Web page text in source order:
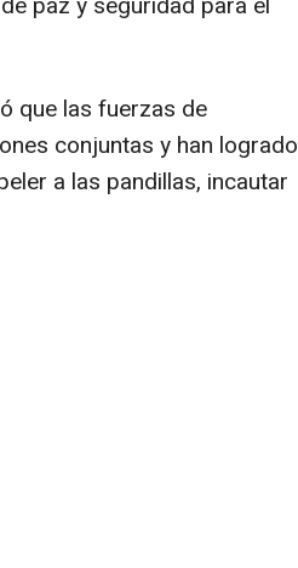
que las fuerzas de
conjuntas y han logrado
a las pandillas, incautar